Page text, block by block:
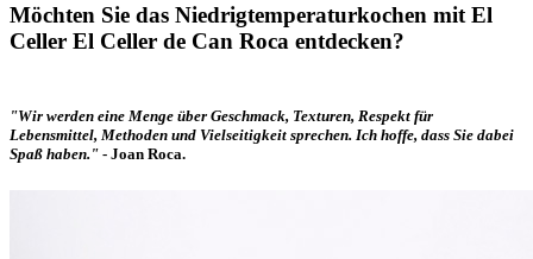
Möchten Sie das Niedrigtemperaturkochen mit El
Celler El Celler de Can Roca entdecken?
"Wir werden eine Menge über Geschmack, Texturen, Respekt für
Lebensmittel, Methoden und Vielseitigkeit sprechen. Ich hoffe, dass Sie dabei
Spaß haben." - Joan Roca.